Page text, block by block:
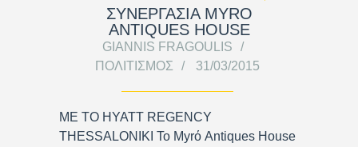
ΣΥΝΕΡΓΑΣΙΑ MYRO
ANTIQUES HOUSE
GIANNIS FRAGOULIS
ΠΟΛΙΤΙΣΜΌΣ
31/03/2015
ΜΕ ΤΟ HYATT REGENCY
THESSALONIKI Το Myrό Antiques House